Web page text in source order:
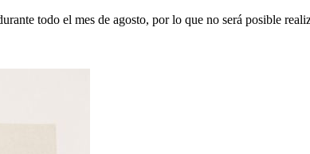
todo el mes de agosto, por lo que no será posible